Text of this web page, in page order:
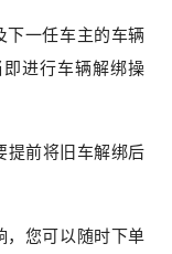
下一任车主的车辆
进行车辆解绑操
提前将旧车解绑后
，您可以随时下单